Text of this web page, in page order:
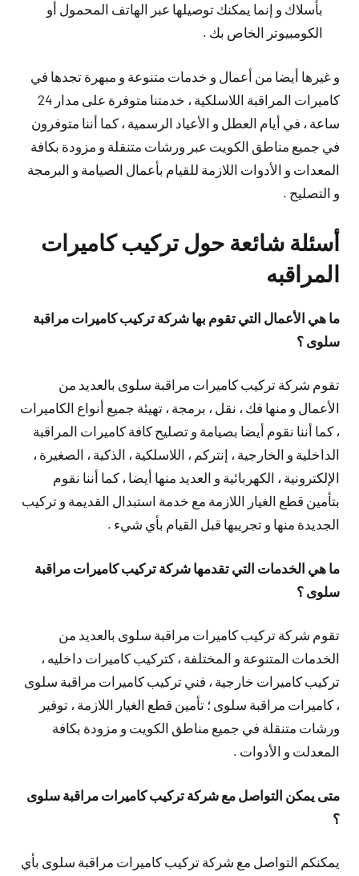
بأسلاك و إنما يمكنك توصيلها عبر الهاتف المحمول أو
الكومبيوتر الخاص بك .
و غيرها أيضا من أعمال و خدمات متنوعة و مبهرة تجدها في
كاميرات المراقبة اللاسلكية ، خدمتنا متوفرة على مدار 24
ساعة ، في أيام العطل و الأعياد الرسمية ، كما أننا متوفرون
في جميع مناطق الكويت عبر ورشات متنقلة و مزودة بكافة
المعدات و الأدوات اللازمة للقيام بأعمال الصيامة و البرمجة
و التصليح .
أسئلة شائعة حول تركيب كاميرات
المراقبه
ما هي الأعمال التي تقوم بها شركة تركيب كاميرات مراقبة
سلوى ؟
تقوم شركة تركيب كاميرات مراقبة سلوى بالعديد من
الأعمال و منها فك ، نقل ، برمجة ، تهيئة جميع أنواع الكاميرات
، كما أننا نقوم أيضا بصيامة و تصليح كافة كاميرات المراقبة
الداخلية و الخارجية ، إنتركم ، اللاسلكية ، الذكية ، الصغيرة ،
الإلكترونية ، الكهربائية و العديد منها أيضا ، كما أننا نقوم
بتأمين قطع الغيار اللازمة مع خدمة استبدال القديمة و تركيب
الجديدة منها و تجريبها قبل القيام بأي شيء .
ما هي الخدمات التي تقدمها شركة تركيب كاميرات مراقبة
سلوى ؟
تقوم شركة تركيب كاميرات مراقبة سلوى بالعديد من
الخدمات المتنوعة و المختلفة ، كتركيب كاميرات داخليه ،
تركيب كاميرات خارجية ، فني تركيب كاميرات مراقبة سلوى
، كاميرات مراقبة سلوى ؛ تأمين قطع الغيار اللازمة ، توفير
ورشات متنقلة في جميع مناطق الكويت و مزودة بكافة
المعدلت و الأدوات .
متى يمكن التواصل مع شركة تركيب كاميرات مراقبة سلوى
؟
يمكنكم التواصل مع شركة تركيب كاميرات مراقبة سلوى بأي